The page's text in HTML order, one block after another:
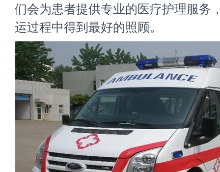
们会为患者提供专业的医疗护理服务
运过程中得到最好的照顾。